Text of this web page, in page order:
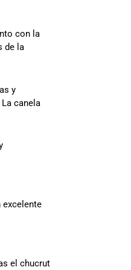
con la
de la
y
canela
excelente
el chucrut